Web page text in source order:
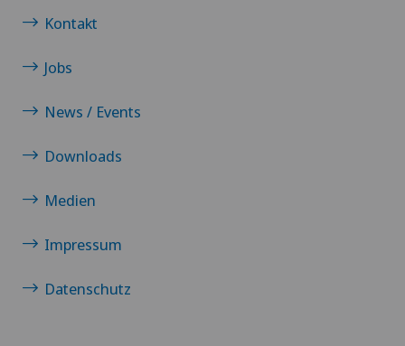
Kontakt
Jobs
News / Events
Downloads
Medien
Impressum
Datenschutz